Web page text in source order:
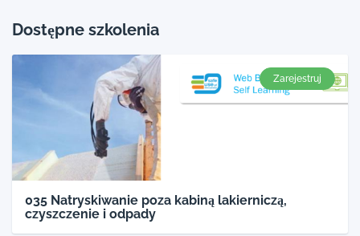
Dostępne szkolenia
Zarejestruj
035 Natryskiwanie poza kabiną lakierniczą,
czyszczenie i odpady